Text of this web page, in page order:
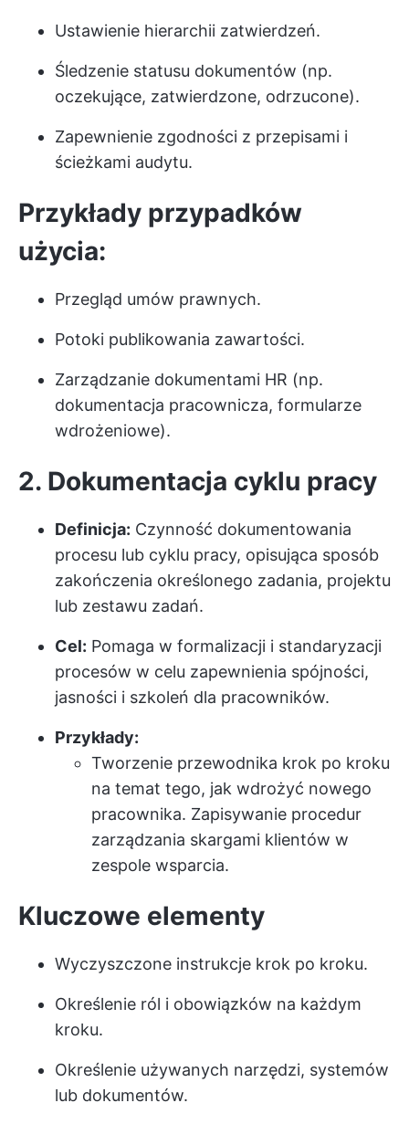
Ustawienie hierarchii zatwierdzeń.
Śledzenie statusu dokumentów (np.
oczekujące, zatwierdzone, odrzucone).
Zapewnienie zgodności z przepisami i
ścieżkami audytu.
Przykłady przypadków
użycia:
Przegląd umów prawnych.
Potoki publikowania zawartości.
Zarządzanie dokumentami HR (np.
dokumentacja pracownicza, formularze
wdrożeniowe).
2. Dokumentacja cyklu pracy
Definicja: Czynność dokumentowania
procesu lub cyklu pracy, opisująca sposób
zakończenia określonego zadania, projektu
lub zestawu zadań.
Cel: Pomaga w formalizacji i standaryzacji
procesów w celu zapewnienia spójności,
jasności i szkoleń dla pracowników.
Przykłady:
Tworzenie przewodnika krok po kroku
na temat tego, jak wdrożyć nowego
pracownika. Zapisywanie procedur
zarządzania skargami klientów w
zespole wsparcia.
Kluczowe elementy
Wyczyszczone instrukcje krok po kroku.
Określenie ról i obowiązków na każdym
kroku.
Określenie używanych narzędzi, systemów
lub dokumentów.